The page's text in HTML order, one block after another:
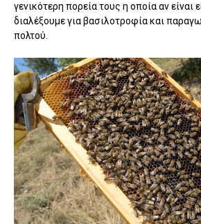
γενικότερη πορεία τους η οποία αν είναι
διαλέξουμε για βασιλοτροφία και
πολτού.